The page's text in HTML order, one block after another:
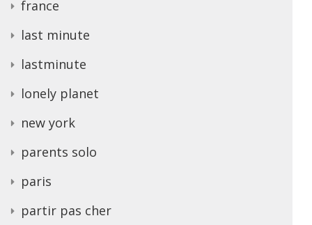
france
last minute
lastminute
lonely planet
new york
parents solo
paris
partir pas cher